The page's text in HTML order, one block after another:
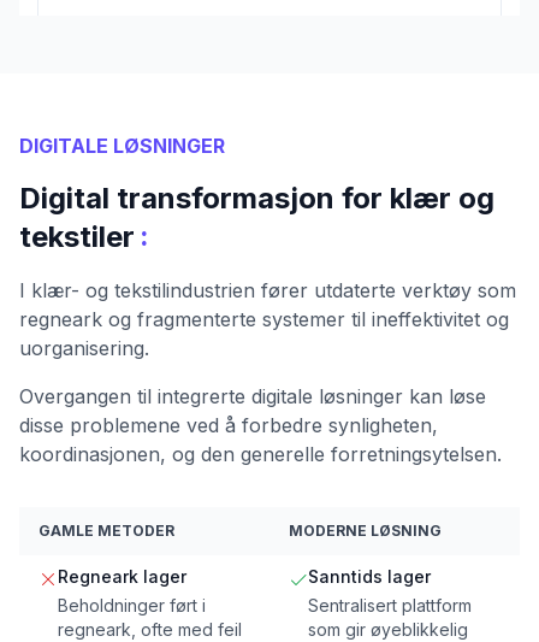
DIGITALE LØSNINGER
Digital transformasjon for klær og
tekstiler :
I klær- og tekstilindustrien fører utdaterte verktøy som
regneark og fragmenterte systemer til ineffektivitet og
uorganisering.
Overgangen til integrerte digitale løsninger kan løse
disse problemene ved å forbedre synligheten,
koordinasjonen, og den generelle forretningsytelsen.
GAMLE METODER MODERNE LØSNING
Regneark lager
Beholdninger ført i
regneark, ofte med feil
Sanntids lager
Sentralisert plattform
som gir øyeblikkelig